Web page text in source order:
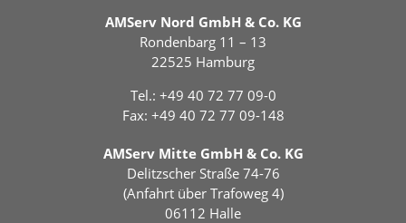
AMServ Nord GmbH & Co. KG
Rondenbarg 11 – 13
22525 Hamburg
Tel.: +49 40 72 77 09-0
Fax: +49 40 72 77 09-148
AMServ Mitte GmbH & Co. KG
Delitzscher Straße 74-76
(Anfahrt über Trafoweg 4)
06112 Halle